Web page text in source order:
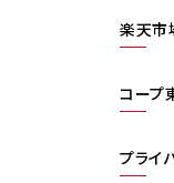
楽天市
コープ
プライ